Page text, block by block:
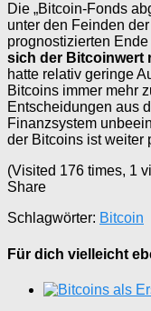
Die „Bitcoin-Fonds
unter den Feinden
prognostizierten
sich der Bitcoinwert
hatte relativ geringe
Bitcoins immer mehr
Entscheidungen aus
Finanzsystem
der Bitcoins ist weiter
(Visited 176 times, 1
Share
Schlagwörter: Bitcoin
Für dich vielleicht